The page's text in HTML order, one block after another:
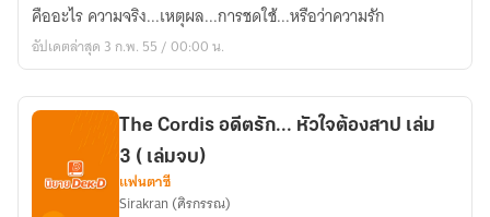
รัก...
หัวใจ
สาป
คืออะไร ความจริง...เหตุผล...การชดใช้...หรือว่าความรัก
อัปเดตล่าสุด 3 ก.พ. 55 / 00:00 น.
The Cordis อดีตรัก... หัวใจต้องสาป เล่ม
3 ( เล่มจบ)
แฟนตาซี
Sirakran (ศิรกรรณ)